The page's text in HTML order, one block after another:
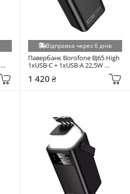
Відправка через 6 днів
Павербанк Borofone BJ65 High
1xUSB-C + 1xUSB-A 22,5W
1 420 ₴